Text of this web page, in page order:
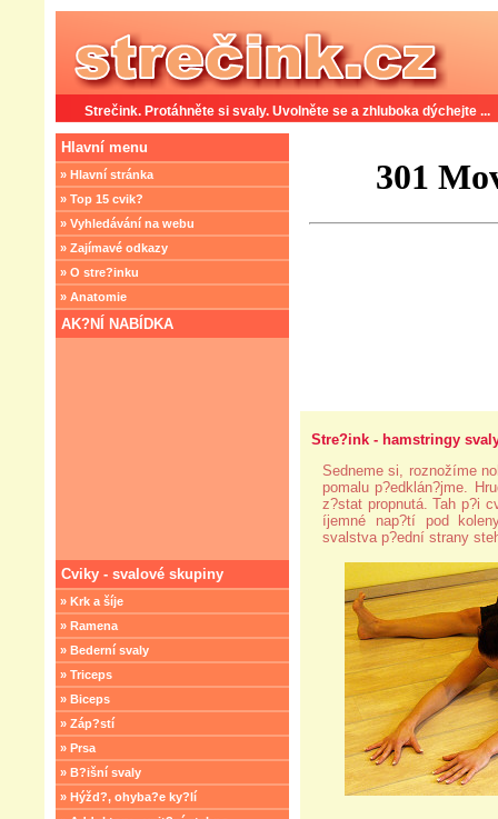
Strečink. Protáhněte si svaly. Uvolněte se a zhluboka dýchejte ...
Hlavní menu
» Hlavní stránka
» Top 15 cvik?
» Vyhledávání na webu
» Zajímavé odkazy
» O stre?inku
» Anatomie
AK?NÍ NABÍDKA
Cviky - svalové skupiny
» Krk a šíje
» Ramena
» Bederní svaly
» Triceps
» Biceps
» Záp?stí
» Prsa
» B?išní svaly
» Hýžd?, ohyba?e ky?lí
Stre?ink - hamstringy
Sedneme si, roznožíme
pomalu p?edklán?jme.
z?stat propnutá. Tah p?i
íjemné nap?tí pod
svalstva p?ední strany